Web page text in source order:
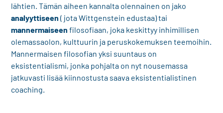
lähtien. Tämän aiheen kannalta olennainen on jako
analyyttiseen ( jota Wittgenstein edustaa) tai
mannermaiseen filosofiaan, joka keskittyy inhimillisen
olemassaolon, kulttuurin ja peruskokemuksen teemoihin.
Mannermaisen filosofian yksi suuntaus on
eksistentialismi, jonka pohjalta on nyt nousemassa
jatkuvasti lisää kiinnostusta saava eksistentialistinen
coaching.